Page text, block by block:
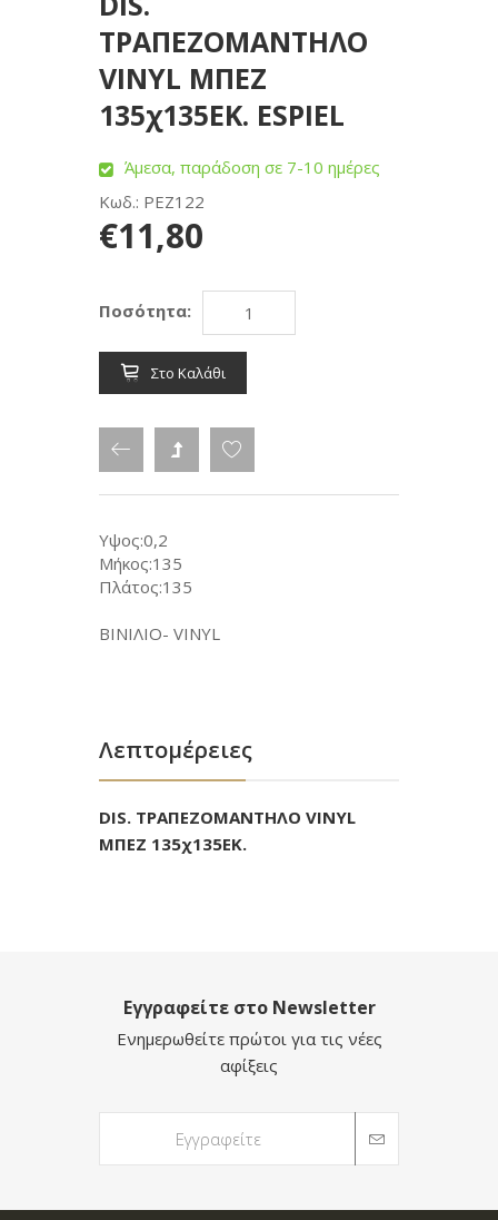
ΤΡΑΠΕΖΟΜΑΝΤΗΛΟ
VINYL ΜΠΕΖ
135χ135ΕΚ. ESPIEL
Άμεσα, παράδοση σε 7-10 ημέρες
Κωδ.: PEZ122
€11,80
Ποσότητα:
Στο Καλάθι
Υψος:0,2
Μήκος:135
Πλάτος:135
ΒΙΝΙΛΙΟ- VINYL
Λεπτομέρειες
DIS. ΤΡΑΠΕΖΟΜΑΝΤΗΛΟ VINYL
ΜΠΕΖ 135χ135ΕΚ.
Εγγραφείτε στο Newsletter
Ενημερωθείτε πρώτοι για τις νέες
αφίξεις